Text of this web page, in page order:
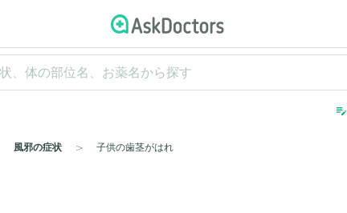
edit_note
風邪の症状 子供の歯茎がはれ